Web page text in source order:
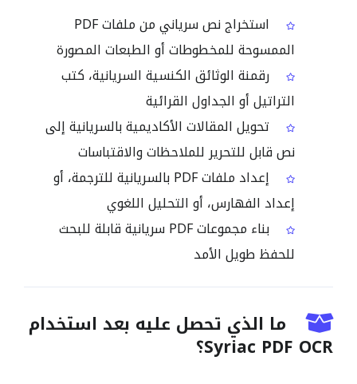
استخراج نص سرياني من ملفات PDF
الممسوحة للمخطوطات أو الطبعات المصورة
رقمنة الوثائق الكنسية السريانية، كتب
التراتيل أو الجداول القرائية
تحويل المقالات الأكاديمية بالسريانية إلى
نص قابل للتحرير للملاحظات والاقتباسات
إعداد ملفات PDF بالسريانية للترجمة، أو
إعداد الفهارس، أو التحليل اللغوي
بناء مجموعات PDF سريانية قابلة للبحث
للحفظ طويل الأمد
ما الذي تحصل عليه بعد استخدام
Syriac PDF OCR؟